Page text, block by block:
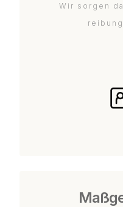
Wir sorgen